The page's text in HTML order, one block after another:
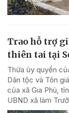
Trao hỗ trợ
thiên tai tại
Thừa ủy quyền
Dân tộc và Tôn
của xã Gia Phù,
UBND xã làm